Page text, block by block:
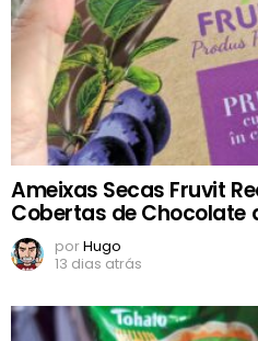
Ameixas Secas Fruvit
Cobertas de Chocolate
porHugo
13 dias atrás